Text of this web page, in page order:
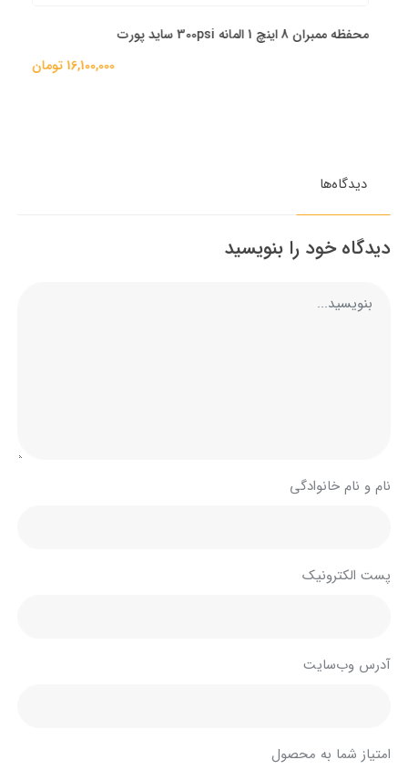
محفظه ممبران 8 اینچ 1 المانه 300psi ساید پورت
16,100,000 تومان
دیدگاه‌ها
دیدگاه خود را بنویسید
نام و نام خانوادگی
پست الکترونیک
آدرس وب‌سایت
امتیاز شما به محصول